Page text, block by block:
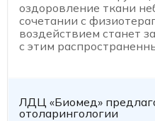
оздоровление ткани
сочетании с
воздействием станет
с этим
ЛДЦ «Биомед»
отоларингологии